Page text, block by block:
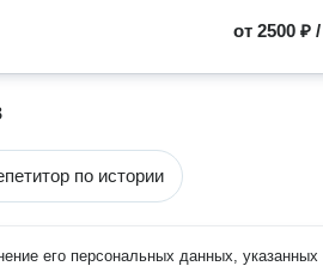
от2500 ₽
по истории
его персональных данных, указанных